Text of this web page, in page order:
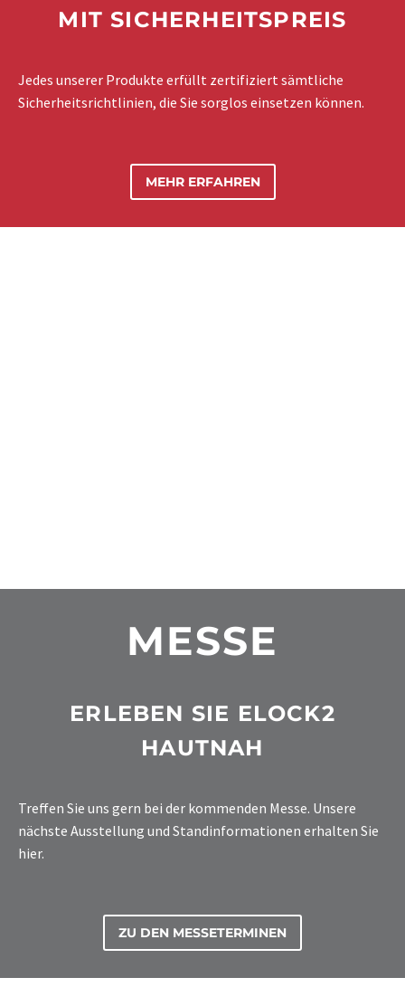
MIT SICHERHEITSPREIS
Jedes unserer Produkte erfüllt zertifiziert sämtliche
Sicherheitsrichtlinien, die Sie sorglos einsetzen können.
MEHR ERFAHREN
MESSE
ERLEBEN SIE ELOCK2
HAUTNAH
Treffen Sie uns gern bei der kommenden Messe. Unsere
nächste Ausstellung und Standinformationen erhalten Sie
hier.
ZU DEN MESSETERMINEN